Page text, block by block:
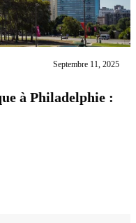
Septembre 11, 2025
à Philadelphie :